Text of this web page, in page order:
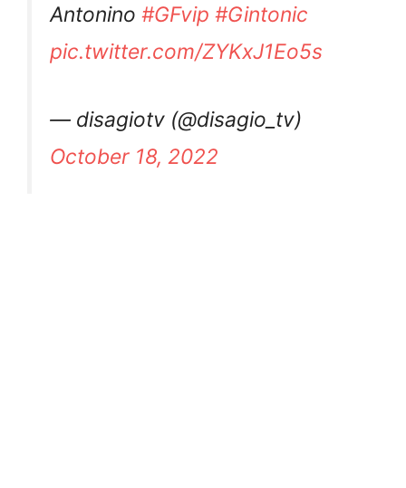
Antonino #GFvip #Gintonic
pic.twitter.com/ZYKxJ1Eo5s
— disagiotv (@disagio_tv)
October 18, 2022